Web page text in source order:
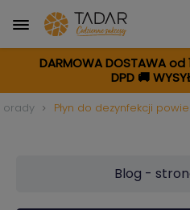
DARMOWA DOSTAWA od
DPD🚚
Płyn do dezynfekcji
Blog -